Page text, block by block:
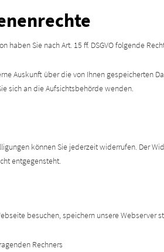
haben Sie nach Art. 15 ff. DSGVO folgende
Auskunft über die von Ihnen gespeicherten
sich an die Aufsichtsbehörde wenden.
können Sie jederzeit widerrufen. Der
entgegensteht.
besuchen, speichern unsere
Rechners